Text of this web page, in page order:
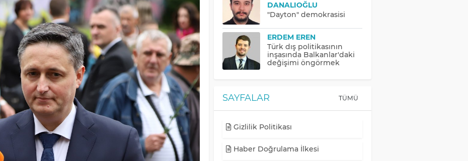
DANALIOĞLU
"Dayton" demokrasisi
ERDEM EREN
Türk dış politikasının
inşasında Balkanlar'daki
değişimi öngörmek
SAYFALAR TÜMÜ
Gizlilik Politikası
Haber Doğrulama İlkesi